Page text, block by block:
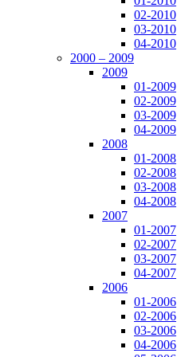
02-2010
03-2010
04-2010
2000 – 2009
2009
01-2009
02-2009
03-2009
04-2009
2008
01-2008
02-2008
03-2008
04-2008
2007
01-2007
02-2007
03-2007
04-2007
2006
01-2006
02-2006
03-2006
04-2006